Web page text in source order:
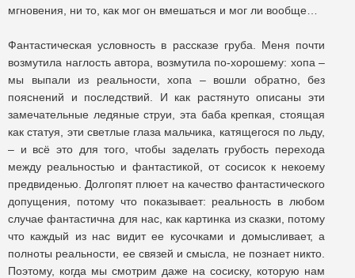
мгновения, ни то, как мог он вмешаться и мог ли вообще…
Фантастическая условность в рассказе груба. Меня почти
возмутила наглость автора, возмутила по-хорошему: хопа –
мы выпали из реальности, хопа – вошли обратно, без
пояснений и последствий. И как растянуто описаны эти
замечательные ледяные струи, эта баба крепкая, стоящая
как статуя, эти светлые глаза мальчика, катящегося по льду,
– и всё это для того, чтобы заделать грубость перехода
между реальностью и фантастикой, от сосисок к некоему
предвиденью. Долгопят плюет на качество фантастического
допущения, потому что показывает: реальность в любом
случае фантастична для нас, как картинка из сказки, потому
что каждый из нас видит ее кусочками и домысливает, а
полноты реальности, ее связей и смысла, не познает никто.
Поэтому, когда мы смотрим даже на сосиску, которую нам